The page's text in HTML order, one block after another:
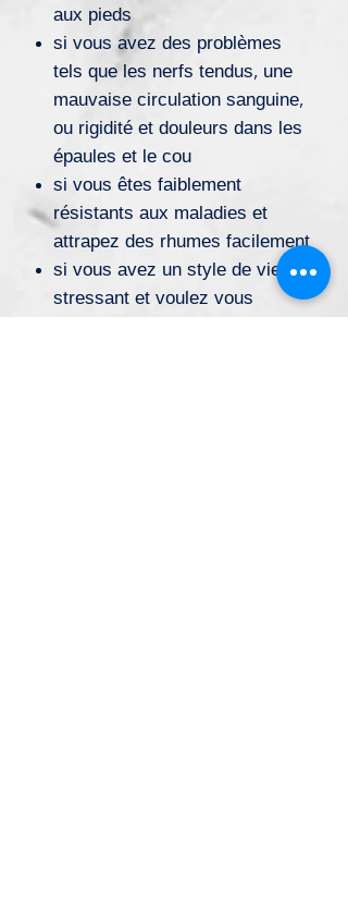
aux pieds
si vous avez des problèmes
tels que les nerfs tendus, une
mauvaise circulation sanguine,
ou rigidité et douleurs dans les
épaules et le cou
si vous êtes faiblement
résistants aux maladies et
attrapez des rhumes facilement
si vous avez un style de vie
stressant et voulez vous